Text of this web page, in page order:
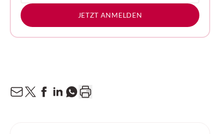
JETZT ANMELDEN